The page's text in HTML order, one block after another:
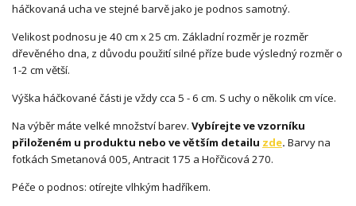
háčkovaná ucha ve stejné barvě jako je podnos samotný.
Velikost podnosu je 40 cm x 25 cm. Základní rozměr je rozměr
dřevěného dna, z důvodu použití silné příze bude výsledný rozměr o
1-2 cm větší.
Výška háčkované části je vždy cca 5 - 6 cm. S uchy o několik cm více.
Na výběr máte velké množství barev. Vybírejte ve vzorníku
přiloženém u produktu nebo ve větším detailu zde. Barvy na
fotkách Smetanová 005, Antracit 175 a Hořčicová 270.
Péče o podnos: otírejte vlhkým hadříkem.